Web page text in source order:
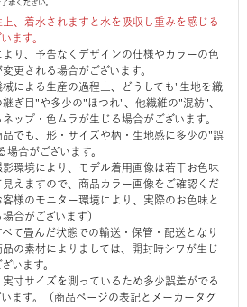
上、着水されますと水を吸収し重みを感じる
ます。
より、予告なくデザインの仕様やカラーの色
更される場合がございます。
械による生産の過程上、どうしても"生地を織
継ぎ目"や多少の"ほつれ"、他繊維の"混紡"、
ップ・色ムラが生じる場合がございます。
品でも、形・サイズや柄・生地感に多少の"誤
場合がございます。
影環境により、モデル着用画像は若干お色味
見えますので、商品カラー画像をご確認くだ
客様のモニター環境により、実際のお色味と
合がございます）
べて畳んだ状態での輸送・保管・配送となり
品の素材によりましては、開封時シワが生じ
います。
実寸サイズを測っているため多少誤差がでる
ます。（商品ページの表記とメーカータグ